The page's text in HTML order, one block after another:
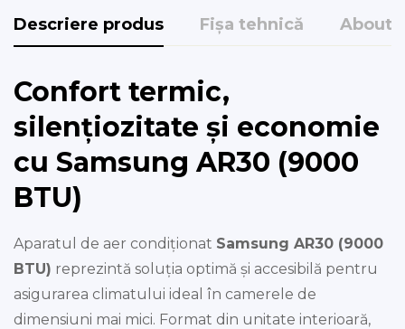
Descriere produs Fișa tehnică About
Confort termic,
silențiozitate și economie
cu Samsung AR30 (9000
BTU)
Aparatul de aer condiționat Samsung AR30 (9000
BTU) reprezintă soluția optimă și accesibilă pentru
asigurarea climatului ideal în camerele de
dimensiuni mai mici. Format din unitate interioară,